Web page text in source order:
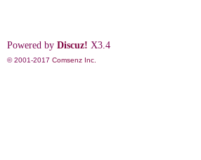
Powered by Discuz! X3.4
© 2001-2017 Comsenz Inc.